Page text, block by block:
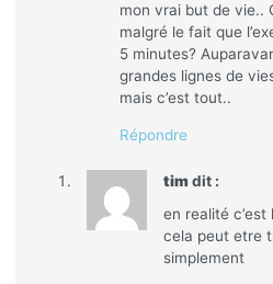
mon vrai but de vie..
malgré le fait que
5 minutes?
grandes lignes de
mais c’est tout..
Répondre
tim dit :
en realité
cela peut etre
simplement